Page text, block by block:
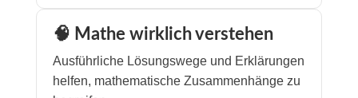
🧠 Mathe wirklich verstehen
Ausführliche Lösungswege und Erklärungen
helfen, mathematische Zusammenhänge zu